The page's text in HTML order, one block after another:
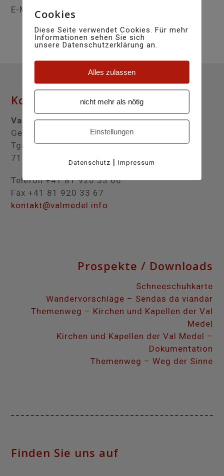
E-Mail:
riegelhus@bluewin.ch
Kontakt
Val Medel
Gemeindeverwaltung Medel (Lucmagn)
Tgasa Lucmagn
7184 Curaglia
Telefon +41 81 920 33 66
Fax +41 81 920 33 67
kontakt@valmedel.info
Prospekte / Downloads
Schneeschuhkarte
Wandervorschläge – Sendas da viandar
Themenweg – Kirchen und Kapellen der Val
Medel
Kirchen und Kapellen der Val Medel –
Dokumentation
Themenweg – Weg der Sinne
Finden Sie uns auf
Cookies
Diese Seite verwendet Cookies. Für mehr
Informationen sehen Sie sich
unsere Datenschutzerklärung an.
Alles zulassen
nicht mehr als nötig
Einstellungen
Datenschutz |Impressum